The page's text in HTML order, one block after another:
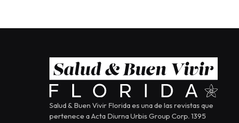
Salud & Buen Vivir Florida es una de las revistas que
pertenece a Acta Diurna Urbis Group Corp. 1395